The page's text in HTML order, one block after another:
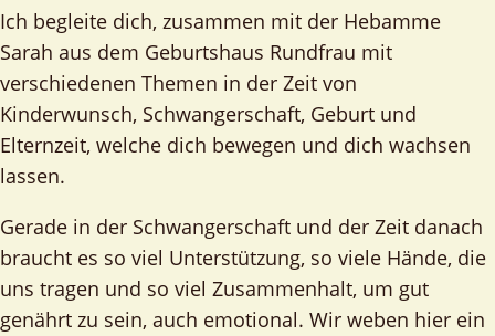
Ich begleite dich, zusammen mit der Hebamme
Sarah aus dem Geburtshaus Rundfrau mit
verschiedenen Themen in der Zeit von
Kinderwunsch, Schwangerschaft, Geburt und
Elternzeit, welche dich bewegen und dich wachsen
lassen.
Gerade in der Schwangerschaft und der Zeit danach
braucht es so viel Unterstützung, so viele Hände, die
uns tragen und so viel Zusammenhalt, um gut
genährt zu sein, auch emotional. Wir weben hier ein